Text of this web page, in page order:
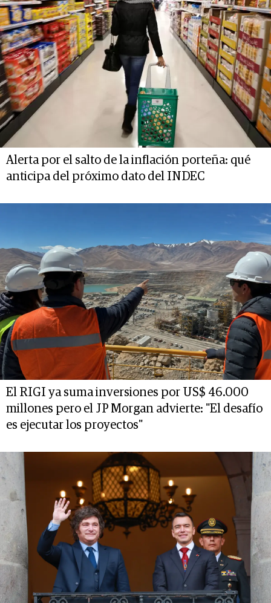
Alerta por el salto de la inflación porteña: qué
anticipa del próximo dato del INDEC
El RIGI ya suma inversiones por US$ 46.000
millones pero el JP Morgan advierte: "El desafío
es ejecutar los proyectos"